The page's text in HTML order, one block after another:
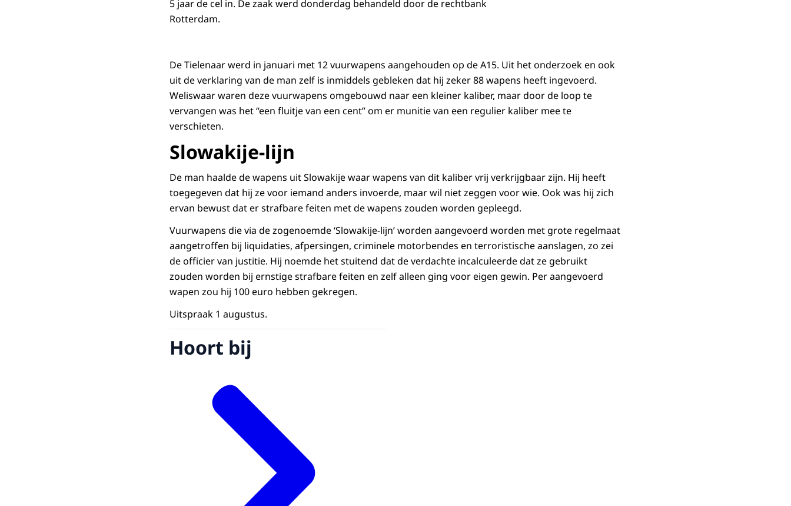
5 jaar de cel in. De zaak werd donderdag behandeld door de rechtbank
Rotterdam.
De Tielenaar werd in januari met 12 vuurwapens aangehouden op de A15. Uit het onderzoek en ook
uit de verklaring van de man zelf is inmiddels gebleken dat hij zeker 88 wapens heeft ingevoerd.
Weliswaar waren deze vuurwapens omgebouwd naar een kleiner kaliber, maar door de loop te
vervangen was het “een fluitje van een cent” om er munitie van een regulier kaliber mee te
verschieten.
Slowakije-lijn
De man haalde de wapens uit Slowakije waar wapens van dit kaliber vrij verkrijgbaar zijn. Hij heeft
toegegeven dat hij ze voor iemand anders invoerde, maar wil niet zeggen voor wie. Ook was hij zich
ervan bewust dat er strafbare feiten met de wapens zouden worden gepleegd.
Vuurwapens die via de zogenoemde ‘Slowakije-lijn’ worden aangevoerd worden met grote regelmaat
aangetroffen bij liquidaties, afpersingen, criminele motorbendes en terroristische aanslagen, zo zei
de officier van justitie. Hij noemde het stuitend dat de verdachte incalculeerde dat ze gebruikt
zouden worden bij ernstige strafbare feiten en zelf alleen ging voor eigen gewin. Per aangevoerd
wapen zou hij 100 euro hebben gekregen.
Uitspraak 1 augustus.
Hoort bij